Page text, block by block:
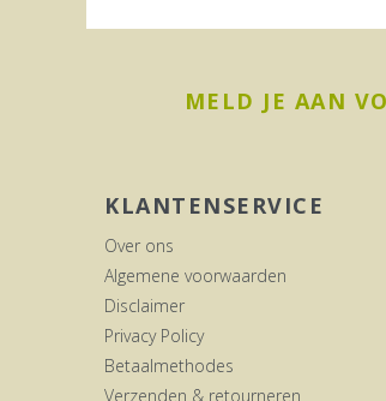
MELD JE AAN
KLANTENSERVICE
Over ons
Algemene voorwaarden
Disclaimer
Privacy Policy
Betaalmethodes
Verzenden & retourneren